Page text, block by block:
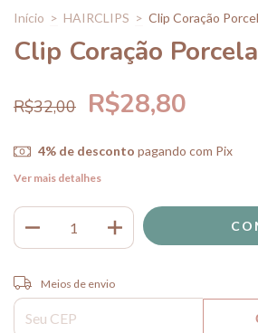
Início > HAIRCLIPS > Clip Coração
Clip Coração
R$32,00 R$28,80
4% de desconto pagando com Pix
Ver mais detalhes
Entregas para o CEP:
Meios de envio